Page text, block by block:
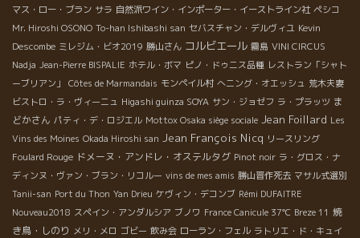
マス・ロー・ブラン サラ 自然派ワイン・インポーター・イーストライン社 ペシコ
Mr. Hiroshi OSONO To-han Ishibashi san セバスチャン・デルヴィユ Kevin
Descombe ミレジム・ビオ2019 勝山さん コルビエール 霧島 VINI CIRCUS
Nadja Jean-Pierre BISPALIE ホテル・ボマ ピノ・ドゥニス品種 レストラン「シャト
ーブリアン」
Côtes de Marmandais モンペイル村 へニング・オエッシュ 荒木夫妻
ビストロ・ラ・ヴィーニュ Higashi guinza SOYA サン・ジョゼフ ラ・プラッツ ま
どかさん パティ・デ・ロジエル Mottox Osaka siège sociale Jean Foillard Les
Vins des Moines Okada Hiroshi san Jean François Nicq リースリング
Foulard Rouge ドメーヌ・アンドレ・オステルタグ Pinot noir ラ・グロス・ナ
ディンヌ・ヴァン・ブラン・リコルー vins de mes amis 勝山晋作死去 マサル式選別
Tanii-san Port du Thon Yan Drieu ケヴィン・デコンブ Rémi DUFAITRE
Nouveau2018 スペイン・アンダルシア ブノワ France Canicule 37℃ Breze 11 焼
き鳥・しのり メリ・メロ ゴビー 飲み会 ローラン・フェル ラトリエ・ド・キュイ